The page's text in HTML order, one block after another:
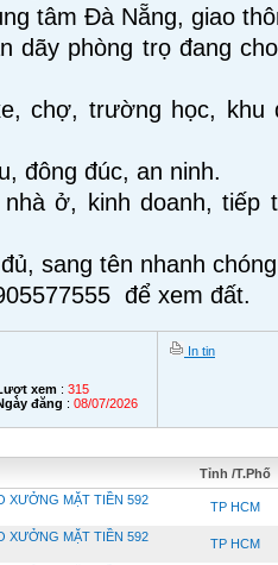
tâm Đà Nẵng, giao
dãy phòng trọ đang
chợ, trường học, khu
đông đúc, an ninh.
ở, kinh doanh, tiếp
sang tên nhanh
để xem đất.
xem : 315
đăng : 08/07/2026
In tin
Tỉnh /T.Phố
XƯỞNG MẶT TIỀN 592
TP HCM
XƯỞNG MẶT TIỀN 592
TP HCM